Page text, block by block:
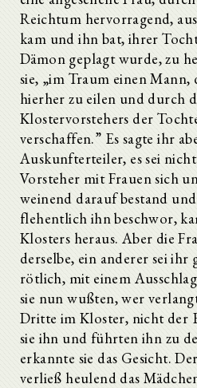
Reichtum hervorragend,
kam und ihn bat, ihrer
Dämon geplagt wurde, zu
sie, „im Traum einen
hierher zu eilen und durch
Klostervorstehers der
verschaffen.” Es sagte ihr
Auskunfterteiler, es sei
Vorsteher mit Frauen sich
weinend darauf bestand
flehentlich ihn beschwor,
Klosters heraus. Aber die
derselbe, ein anderer sei ihr
rötlich, mit einem
sie nun wußten, wer
Dritte im Kloster, nicht der
sie ihn und führten ihn zu
erkannte sie das Gesicht.
verließ heulend das